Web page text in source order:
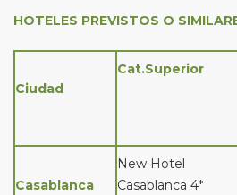
HOTELES PREVISTOS O
Ciudad
Cat.Superior
Casablanca
New Hotel
Casablanca 4*